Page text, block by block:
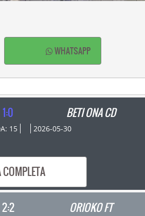
WHATSAPP
1:0 BETI ONA CD
15 2026-05-30
2:2 ORIOKO FT